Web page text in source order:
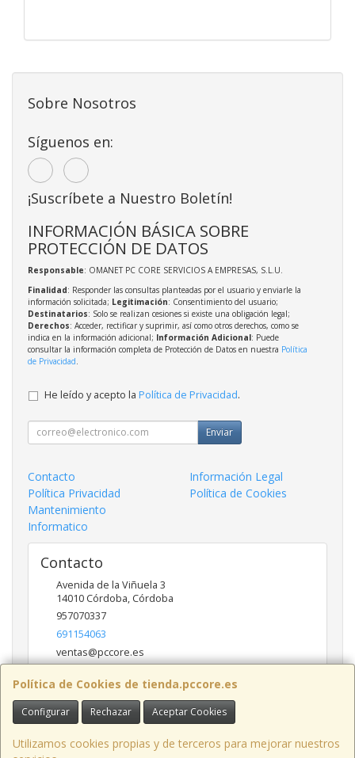
Política de Cookies de tienda.pccore.es
Configurar Rechazar Aceptar Cookies
Utilizamos cookies propias y de terceros para mejorar nuestros
Sobre Nosotros
Síguenos en:
¡Suscríbete a Nuestro Boletín!
INFORMACIÓN BÁSICA SOBRE
PROTECCIÓN DE DATOS
Responsable: OMANET PC CORE SERVICIOS A EMPRESAS, S.L.U.
Finalidad: Responder las consultas planteadas por el usuario y enviarle la
información solicitada; Legitimación: Consentimiento del usuario;
Destinatarios: Solo se realizan cesiones si existe una obligación legal;
Derechos: Acceder, rectificar y suprimir, así como otros derechos, como se
indica en la información adicional; Información Adicional: Puede
consultar la información completa de Protección de Datos en nuestra Política
de Privacidad
He leído y acepto la Política de Privacidad.
Enviar
Contacto
Información Legal
Política Privacidad
Política de Cookies
Mantenimiento
Informatico
Contacto
Avenida de la Viñuela 3
14010 Córdoba, Córdoba
957070337
691154063
ventas@pccore.es
Horario
10-13:30